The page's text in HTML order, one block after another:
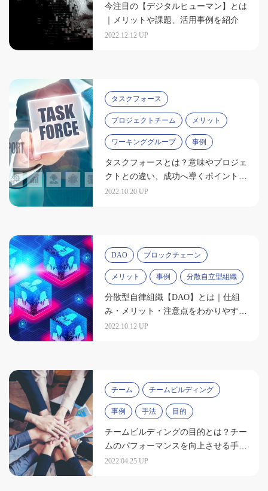
今注目の【デジタルヒューマン】とは
｜メリットや課題、活用事例を紹介
2022.12.12 UP
タスクフォース
プロジェクトチーム メリット
ワーキンググループ 事例
タスクフォースとは？意味やプロジェ
クトとの違い、成功へ導くポイントを
解説
2022.10.20 UP
DAO ブロックチェーン
メリット 事例 分散自立型組織
分散型自律組織【DAO】とは｜仕組
み・メリット・注意点をわかりやすく
解説
2022.10.12 UP
チーム チームビルディング
事例 手法 目的
チームビルディングの目的とは？チー
ムのパフォーマンスを向上させる手法
を学ぼう
2022.04.25 UP